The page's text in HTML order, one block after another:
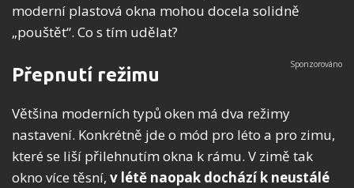
moderní plastová okna mohou docela solidně
„pouštět“. Co s tím udělat?
Přepnutí režimu
Většina moderních typů oken má dva režimy
nastavení. Konkrétně jde o mód pro léto a pro zimu,
které se liší přilehnutím okna k rámu. V zimě tak
okno více těsní, v létě naopak dochází k neustálé